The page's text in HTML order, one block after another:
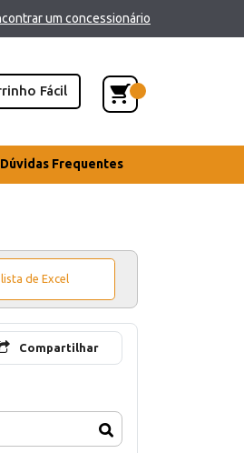
um concessionário
Fácil
Dúvidas Frequentes
de Excel
Compartilhar